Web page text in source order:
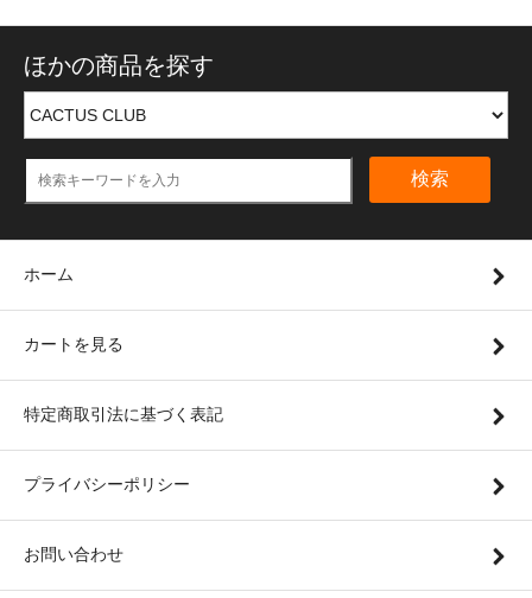
ほかの商品を探す
検索
ホーム
カートを見る
特定商取引法に基づく表記
プライバシーポリシー
お問い合わせ